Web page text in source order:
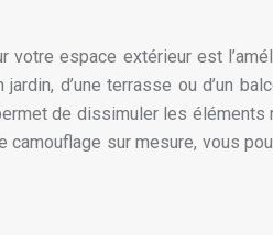
votre espace extérieur est
jardin, d’une terrasse ou
de dissimuler les
sur mesure, vous